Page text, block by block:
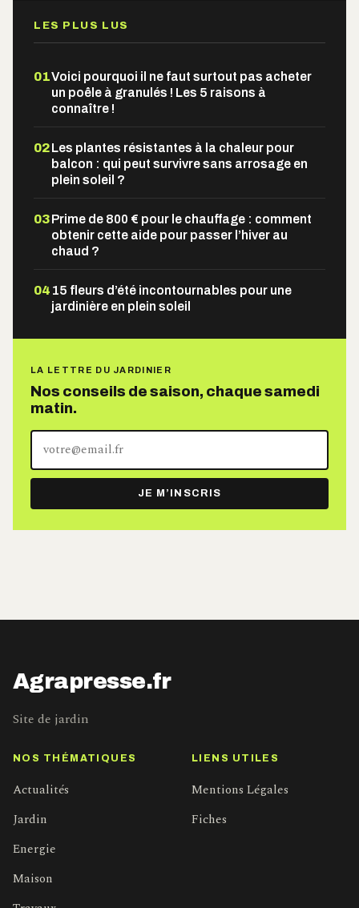
LES PLUS LUS
01Voici pourquoi il ne faut surtout pas acheter
un poêle à granulés ! Les 5 raisons à
connaître !
02Les plantes résistantes à la chaleur pour
balcon : qui peut survivre sans arrosage en
plein soleil ?
03Prime de 800 € pour le chauffage : comment
obtenir cette aide pour passer l’hiver au
chaud ?
04 15 fleurs d’été incontournables pour une
jardinière en plein soleil
LA LETTRE DU JARDINIER
Nos conseils de saison, chaque samedi
matin.
Votre
adresse
e-
mail
JE M’INSCRIS
Agrapresse.fr
Site de jardin
NOS THÉMATIQUES
Actualités
Jardin
Energie
Maison
LIENS UTILES
Mentions Légales
Fiches